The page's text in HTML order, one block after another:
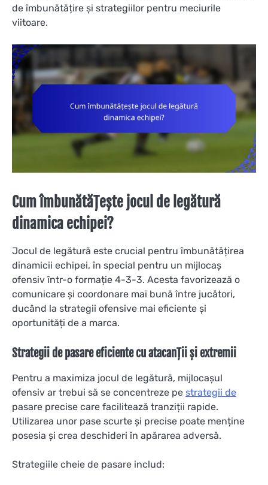
de îmbunătățire și strategiilor pentru meciurile
viitoare.
Cum îmbunătățește jocul de legătură
dinamica echipei?
Jocul de legătură este crucial pentru îmbunătățirea
dinamicii echipei, în special pentru un mijlocaș
ofensiv într-o formație 4-3-3. Acesta favorizează o
comunicare și coordonare mai bună între jucători,
ducând la strategii ofensive mai eficiente și
oportunități de a marca.
Strategii de pasare eficiente cu atacanții și extremii
Pentru a maximiza jocul de legătură, mijlocașul
ofensiv ar trebui să se concentreze pe strategii de
pasare precise care facilitează tranziții rapide.
Utilizarea unor pase scurte și precise poate menține
posesia și crea deschideri în apărarea adversă.
Strategiile cheie de pasare includ: